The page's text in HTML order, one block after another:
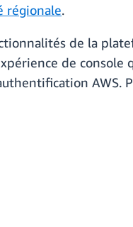
régionale.
de la
de console
AWS.